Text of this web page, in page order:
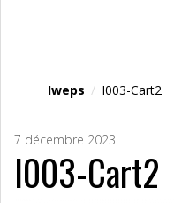
Iweps / I003-Cart2
7 décembre 2023
I003-Cart2